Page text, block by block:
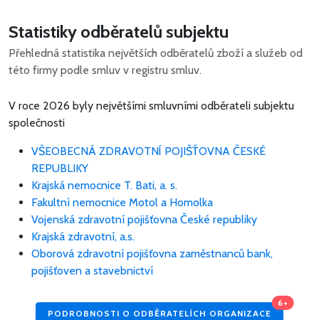
Statistiky odběratelů subjektu
Přehledná statistika největších odběratelů zboží a služeb od
této firmy podle smluv v registru smluv.
V roce 2026 byly největšími smluvními odběrateli subjektu
společnosti
VŠEOBECNÁ ZDRAVOTNÍ POJIŠŤOVNA ČESKÉ
REPUBLIKY
Krajská nemocnice T. Bati, a. s.
Fakultní nemocnice Motol a Homolka
Vojenská zdravotní pojišťovna České republiky
Krajská zdravotní, a.s.
Oborová zdravotní pojišťovna zaměstnanců bank,
pojišťoven a stavebnictví
PODROBNOSTI O ODBĚRATELÍCH ORGANIZACE
6+